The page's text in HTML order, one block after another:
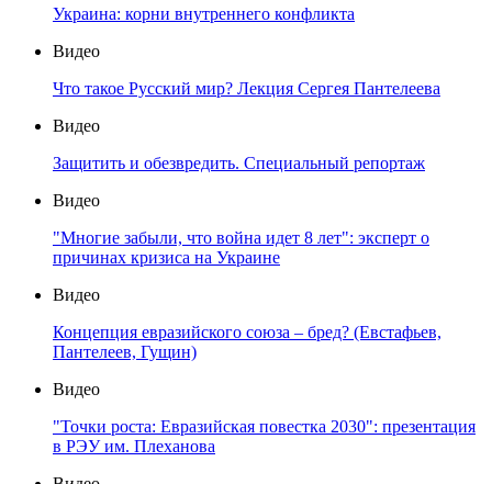
Украина: корни внутреннего конфликта
Видео
Что такое Русский мир? Лекция Сергея Пантелеева
Видео
Защитить и обезвредить. Специальный репортаж
Видео
"Многие забыли, что война идет 8 лет": эксперт о
причинах кризиса на Украине
Видео
Концепция евразийского союза – бред? (Евстафьев,
Пантелеев, Гущин)
Видео
"Точки роста: Евразийская повестка 2030": презентация
в РЭУ им. Плеханова